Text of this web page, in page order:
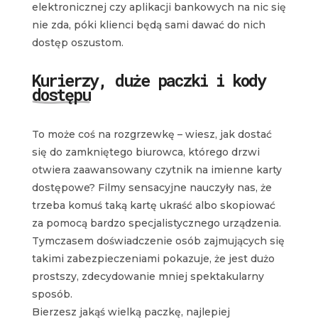
elektronicznej czy aplikacji bankowych na nic się
nie zda, póki klienci będą sami dawać do nich
dostęp oszustom.
Kurierzy, duże paczki i kody
dostępu
To może coś na rozgrzewkę – wiesz, jak dostać
się do zamkniętego biurowca, którego drzwi
otwiera zaawansowany czytnik na imienne karty
dostępowe? Filmy sensacyjne nauczyły nas, że
trzeba komuś taką kartę ukraść albo skopiować
za pomocą bardzo specjalistycznego urządzenia.
Tymczasem doświadczenie osób zajmujących się
takimi zabezpieczeniami pokazuje, że jest dużo
prostszy, zdecydowanie mniej spektakularny
sposób.
Bierzesz jakąś wielką paczkę, najlepiej